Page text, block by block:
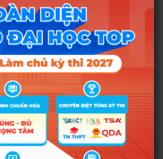
giúp họ có chiến thuật làm bài
dễ nảy
mà các bạn học sinh cần lưu ý:
mây mà quên mất việc dọn dẹp